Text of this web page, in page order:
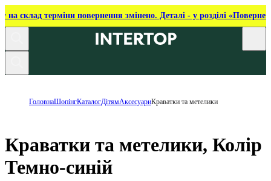
на склад терміни повернення змінено. Деталі - у розділі
ГоловнаШопінгКаталогДітямАксесуариКраватки та метелики
Краватки та метелики, Колір
Темно-синій